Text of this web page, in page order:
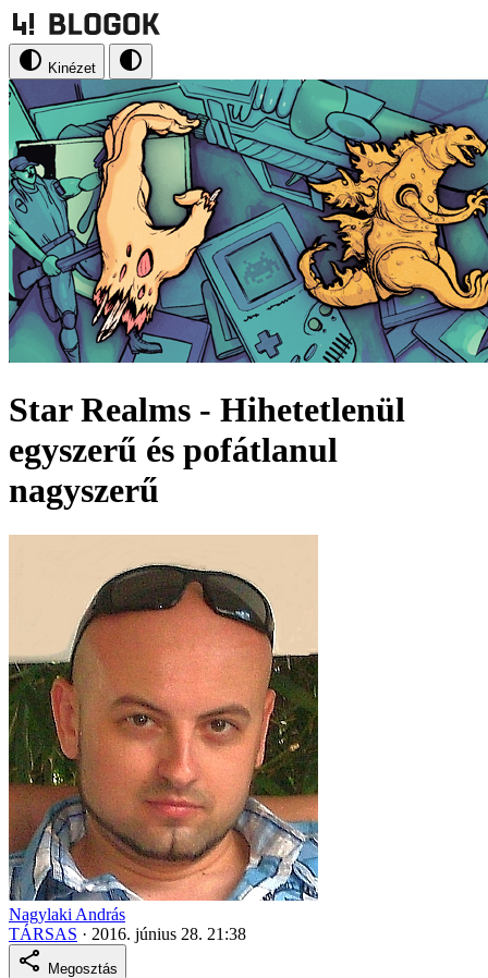
Kinézet
Star Realms - Hihetetlenül
egyszerű és pofátlanul
nagyszerű
Nagylaki András
TÁRSAS · 2016. június 28. 21:38
Megosztás